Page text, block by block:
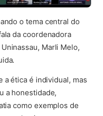
o tema central do
da coordenadora
Marli Melo,
a ética é individual, mas
a honestidade,
como exemplos de